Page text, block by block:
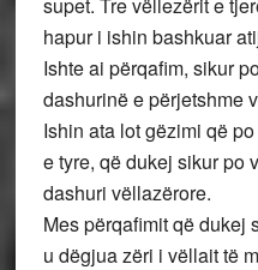
hapur i ishin bashkuar
Ishte ai përqafim, sikur
dashurinë e përjetshme
Ishin ata lot gëzimi që
e tyre, që dukej sikur po
dashuri vëllazërore.
Mes përqafimit që dukej
u dëgjua zëri i vëllait të